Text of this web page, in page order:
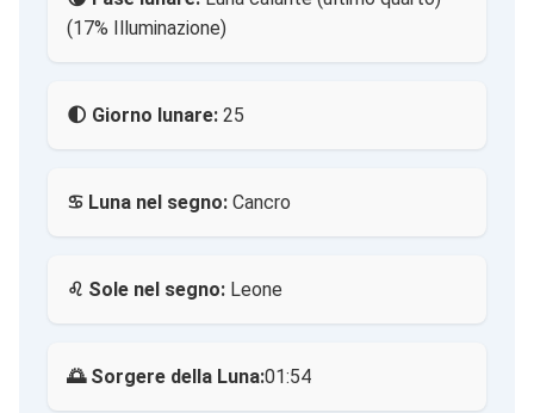
(17% Illuminazione)
🌓 Giorno lunare: 25
♋ Luna nel segno: Cancro
♌ Sole nel segno: Leone
🌅 Sorgere della Luna:01:54